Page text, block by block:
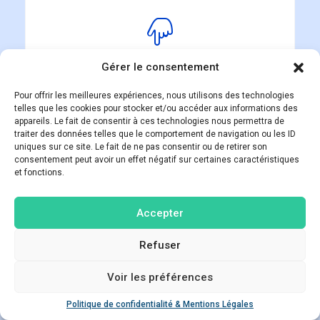
Gérer le consentement
Pour offrir les meilleures expériences, nous utilisons des technologies
telles que les cookies pour stocker et/ou accéder aux informations des
appareils. Le fait de consentir à ces technologies nous permettra de
traiter des données telles que le comportement de navigation ou les ID
uniques sur ce site. Le fait de ne pas consentir ou de retirer son
consentement peut avoir un effet négatif sur certaines caractéristiques
et fonctions.
Accepter
Refuser
Voir les préférences
Politique de confidentialité & Mentions Légales
Accédez à notre
ce lien
Commencer
Entrez vos informations
personnelles et
Poser une question